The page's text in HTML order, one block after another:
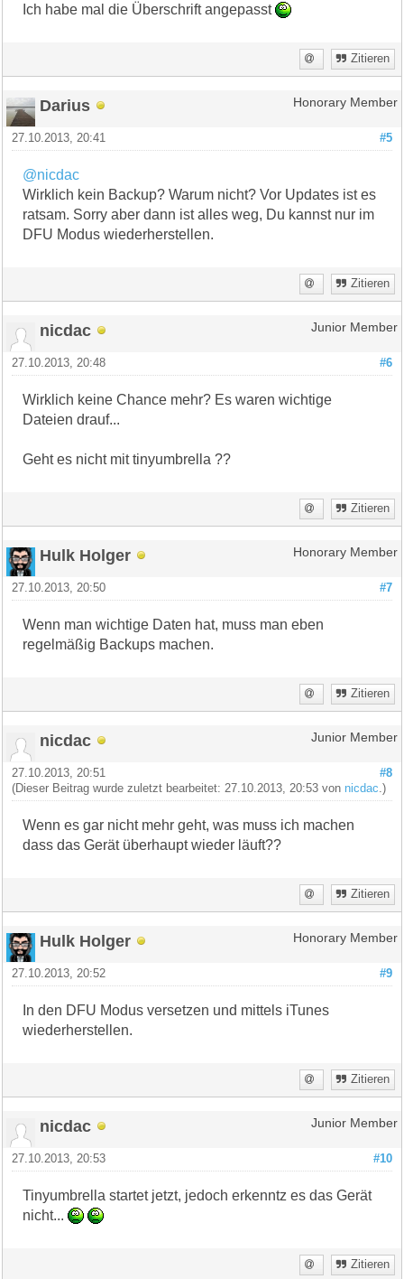
Ich habe mal die Überschrift angepasst
Zitieren
Darius Honorary Member
#5
27.10.2013, 20:41
@nicdac
Wirklich kein Backup? Warum nicht? Vor Updates ist es
ratsam. Sorry aber dann ist alles weg, Du kannst nur im
DFU Modus wiederherstellen.
Zitieren
nicdac Junior Member
#6
27.10.2013, 20:48
Wirklich keine Chance mehr? Es waren wichtige
Dateien drauf...
Geht es nicht mit tinyumbrella ??
Zitieren
Hulk Holger Honorary Member
#7
27.10.2013, 20:50
Wenn man wichtige Daten hat, muss man eben
regelmäßig Backups machen.
Zitieren
nicdac Junior Member
#8
27.10.2013, 20:51
(Dieser Beitrag wurde zuletzt bearbeitet: 27.10.2013, 20:53 von nicdac .)
Wenn es gar nicht mehr geht, was muss ich machen
dass das Gerät überhaupt wieder läuft??
Zitieren
Hulk Holger Honorary Member
#9
27.10.2013, 20:52
In den DFU Modus versetzen und mittels iTunes
wiederherstellen.
Zitieren
nicdac Junior Member
#10
27.10.2013, 20:53
Tinyumbrella startet jetzt, jedoch erkenntz es das Gerät
nicht...
Zitieren